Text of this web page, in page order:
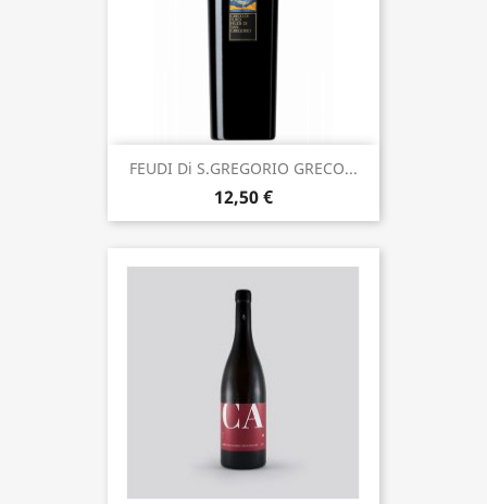
FEUDI Di S.GREGORIO GRECO...
12,50 €